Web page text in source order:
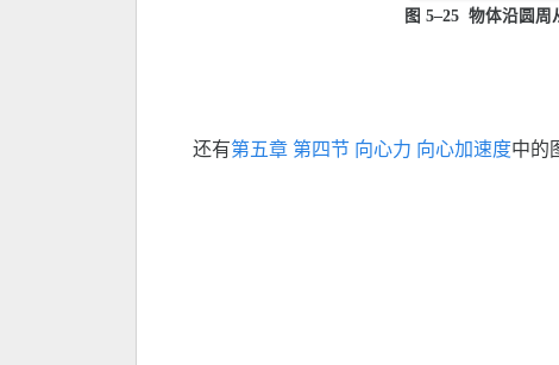
图 5–25 物体沿圆
还有第五章 第四节 向心力 向心加速度中的